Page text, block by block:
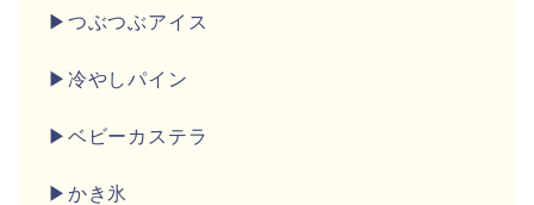
▶つぶつぶアイス
▶冷やしパイン
▶ベビーカステラ
▶かき氷